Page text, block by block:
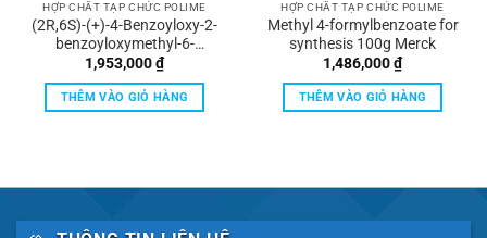
HỢP CHẤT TẠP CHỨC POLIME
(2R,6S)-(+)-4-Benzoyloxy-2-
benzoyloxymethyl-6-
methoxy- 2H-pyran-3(6H)-
one for synthesis 1g Merck
1,953,000₫
THÊM VÀO GIỎ HÀNG
HỢP CHẤT TẠP CHỨC POLIME
Methyl 4-formylbenzoate for
synthesis 100g Merck
1,486,000₫
THÊM VÀO GIỎ HÀNG